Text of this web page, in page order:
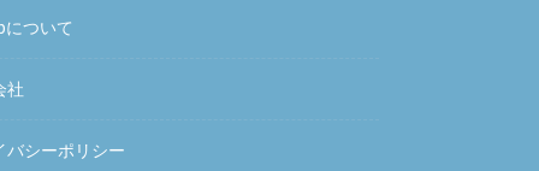
について
社
バシーポリシー